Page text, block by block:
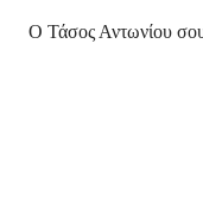
Ο Τάσος Αντωνίου σου